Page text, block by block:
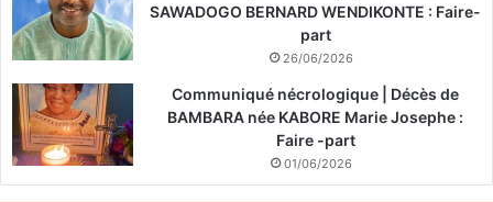
SAWADOGO BERNARD WENDIKONTE : Faire-
part
26/06/2026
Communiqué nécrologique | Décès de
BAMBARA née KABORE Marie Josephe :
Faire -part
01/06/2026